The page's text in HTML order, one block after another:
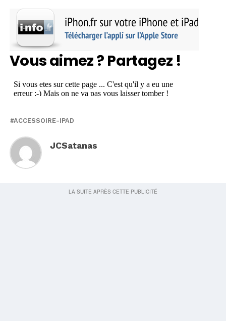
Vous aimez ? Partagez !
ACCESSOIRE-IPAD
JCSatanas